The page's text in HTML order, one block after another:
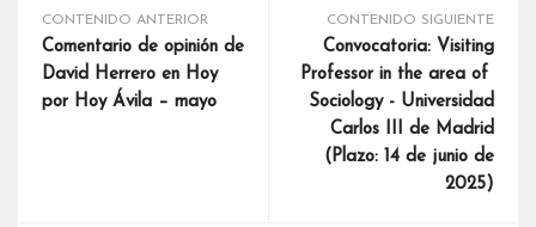
CONTENIDO ANTERIOR
Comentario de opinión de
David Herrero en Hoy
por Hoy Ávila – mayo
CONTENIDO SIGUIENTE
Convocatoria: Visiting
Professor in the area of ​​
Sociology - Universidad
Carlos III de Madrid
(Plazo: 14 de junio de
2025)